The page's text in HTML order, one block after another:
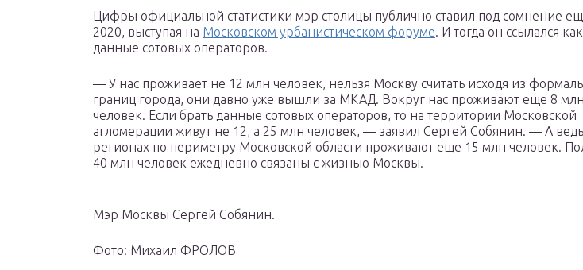
Цифры официальной статистики мэр столицы публично ставил под сомнение
2020, выступая на Московском урбанистическом форуме. И тогда он ссылался
данные сотовых операторов.
— У нас проживает не 12 млн человек, нельзя Москву считать исходя из
границ города, они давно уже вышли за МКАД. Вокруг нас проживают еще 8 млн
человек. Если брать данные сотовых операторов, то на территории Московской
агломерации живут не 12, а 25 млн человек, — заявил Сергей Собянин. — А
регионах по периметру Московской области проживают еще 15 млн человек.
40 млн человек ежедневно связаны с жизнью Москвы.
Мэр Москвы Сергей Собянин.
Фото: Михаил ФРОЛОВ